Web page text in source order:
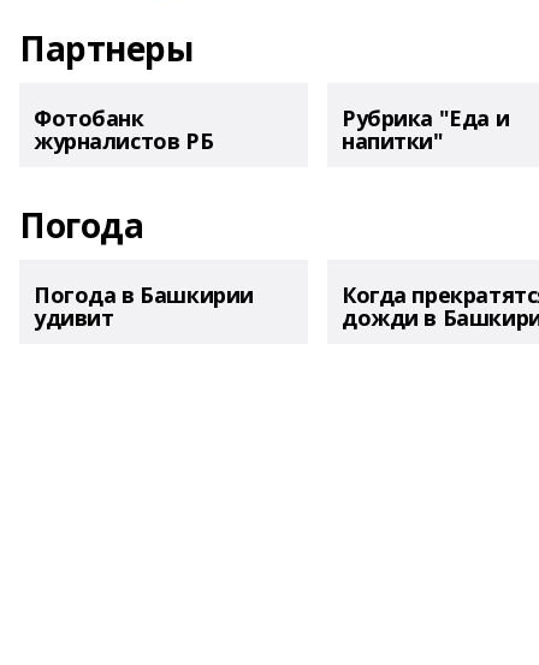
Партнеры
Фотобанк
журналистов РБ
Рубрика "Еда и
напитки"
Погода
Погода в Башкирии
удивит
Когда
дожди в